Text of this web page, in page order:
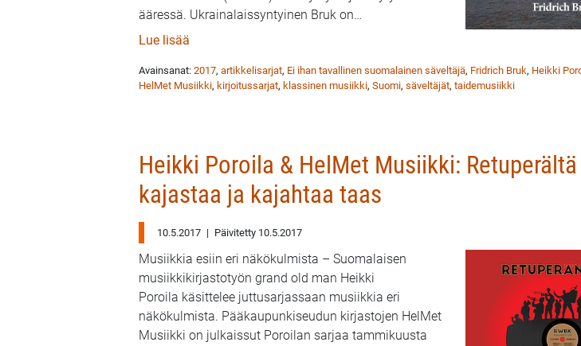
ääressä. Ukrainalaissyntyinen Bruk on…
Lue lisää
Avainsanat: 2017, artikkelisarjat, Ei ihan tavallinen suomalainen säveltäjä, Fridrich Bruk, Heikki
HelMet Musiikki, kirjoitussarjat, klassinen musiikki, Suomi, säveltäjät, taidemusiikki
Heikki Poroila & HelMet Musiikki: Retuperältä
kajastaa ja kajahtaa taas
10.5.2017 | Päivitetty 10.5.2017
Musiikkia esiin eri näkökulmista – Suomalaisen
musiikkikirjastotyön grand old man Heikki
Poroila käsittelee juttusarjassaan musiikkia eri
näkökulmista. Pääkaupunkiseudun kirjastojen HelMet
Musiikki on julkaissut Poroilan sarjaa tammikuusta